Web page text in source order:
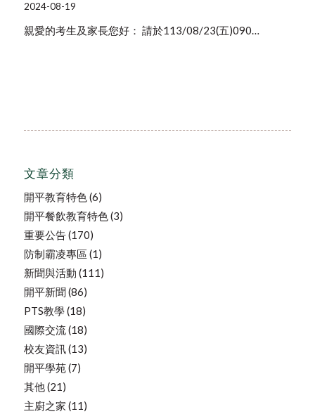
2024-08-19
親愛的考生及家長您好： 請於113/08/23(五)090…
文章分類
開平教育特色 (6)
開平餐飲教育特色 (3)
重要公告(170)
防制霸凌專區 (1)
新聞與活動 (111)
開平新聞(86)
PTS教學(18)
國際交流 (18)
校友資訊 (13)
開平學苑(7)
其他 (21)
主廚之家 (11)